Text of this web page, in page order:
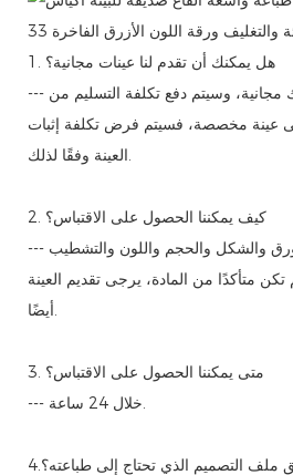
1. هل يمكنك أن تقدم لنا عينات مجانية؟
--- نعم، العينات الموجودة لديك مجانية، وسيتم دفع تكلفة التسليم من
عينة مخصصة، فسيتم فرض تكلفة إثبات
العينة وفقًا لذلك.
2. كيف يمكننا الحصول على الاقتباس؟
--- الرجاء تقديم لنا جرام الورق والشكل والحجم واللون والتشطيب
متأكدًا من المادة، يرجى تقديم العينة
أيضًا.
3. متى يمكننا الحصول على الاقتباس؟
--- خلال 24 ساعة.
ملف التصميم الذي تحتاج إلى طباعته؟